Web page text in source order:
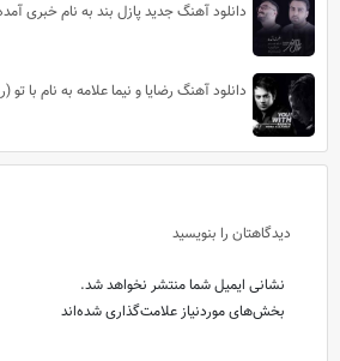
دانلود آهنگ جدید پازل بند به نام خبری
دانلود آهنگ رضایا و نیما علامه به نام با
دیدگاهتان را بنویسید
نشانی ایمیل شما منتشر نخواهد شد.
بخش‌های موردنیاز علامت‌گذاری شده‌اند